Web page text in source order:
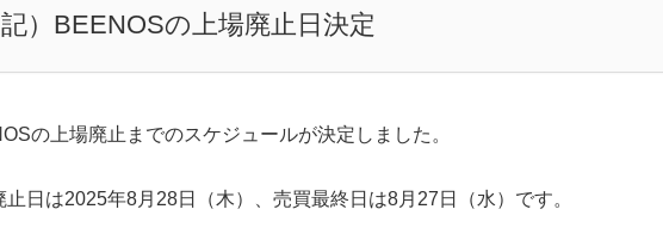
記）BEENOSの上場廃止日決定
の上場廃止までのスケジュールが決定しました。
止日は2025年8月28日（木）、売買最終日は8月27日（水）です。